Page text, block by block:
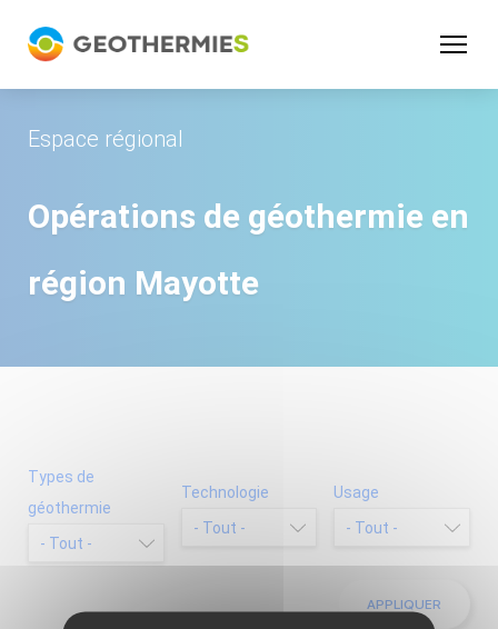
Espace régional
Opérations de géothermie en
région Mayotte
Types de
géothermie
Technologie Usage